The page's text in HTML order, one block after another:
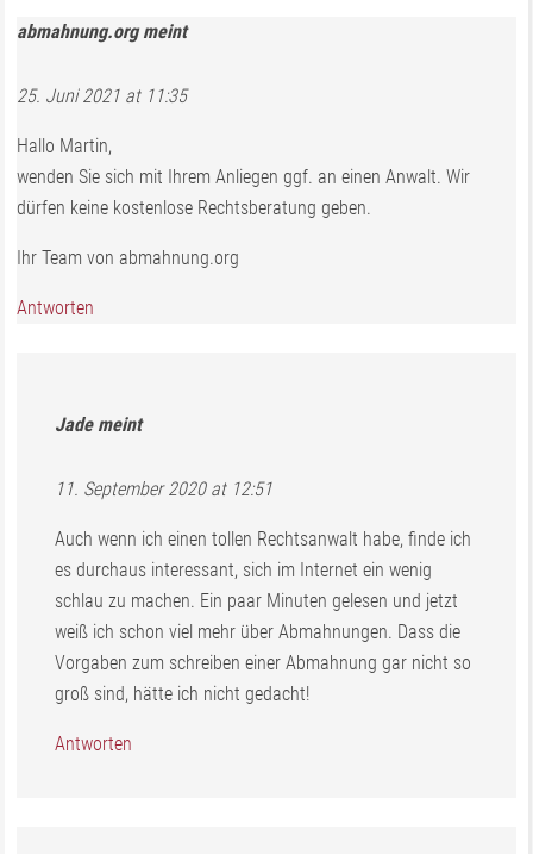
abmahnung.orgmeint
25. Juni 2021 at 11:35
Hallo Martin,
wenden Sie sich mit Ihrem Anliegen ggf. an einen Anwalt. Wir
dürfen keine kostenlose Rechtsberatung geben.
Ihr Team von abmahnung.org
Antworten
Jade meint
11. September 2020 at 12:51
Auch wenn ich einen tollen Rechtsanwalt habe, finde ich
es durchaus interessant, sich im Internet ein wenig
schlau zu machen. Ein paar Minuten gelesen und jetzt
weiß ich schon viel mehr über Abmahnungen. Dass die
Vorgaben zum schreiben einer Abmahnung gar nicht so
groß sind, hätte ich nicht gedacht!
Antworten